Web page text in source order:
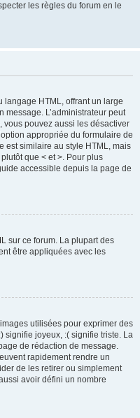
les règles du forum en le
langage HTML, offrant un large
message. L’administrateur peut
pouvez aussi les désactiver
appropriée du formulaire de
est similaire au style HTML, mais
que < et >. Pour plus
accessible depuis la page de
sur ce forum. La plupart des
être appliquées avec les
utilisées pour exprimer des
signifie joyeux, :( signifie triste. La
de rédaction de message.
rapidement rendre un
de les retirer ou simplement
avoir défini un nombre